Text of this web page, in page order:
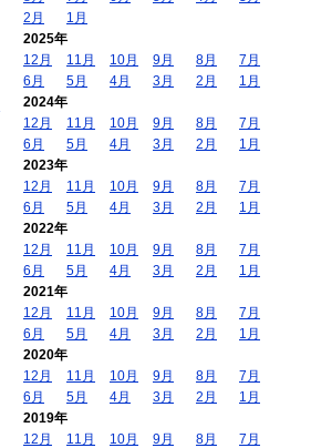
2月
1月
2025年
12月
11月 10月 9月 8月
7月
6月
5月 4月 3月 2月
1月
2024年
12月
11月 10月 9月 8月
7月
6月
5月 4月 3月 2月
1月
2023年
12月
11月 10月 9月 8月
7月
6月
5月 4月 3月 2月
1月
2022年
12月
11月 10月 9月 8月
7月
6月
5月 4月 3月 2月
1月
2021年
12月
11月 10月 9月 8月
7月
6月
5月 4月 3月 2月
1月
2020年
12月
11月 10月 9月 8月
7月
6月
5月 4月 3月 2月
1月
2019年
12月
11月 10月 9月 8月
7月